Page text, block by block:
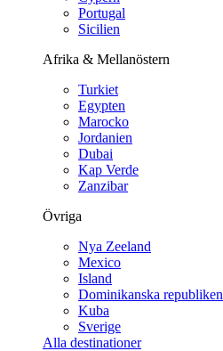
Portugal
Sicilien
Afrika & Mellanöstern
Turkiet
Egypten
Marocko
Jordanien
Dubai
Kap Verde
Zanzibar
Övriga
Nya Zeeland
Mexico
Island
Dominikanska republiken
Kuba
Sverige
Alla destinationer